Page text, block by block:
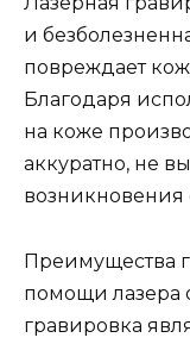
и
повреждает
Благодаря
на коже
аккуратно, не
Преимущества
помощи лазера
гравировка